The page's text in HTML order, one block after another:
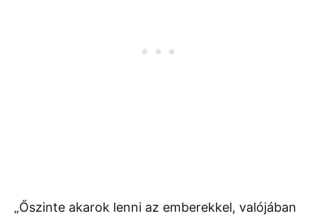
„Őszinte akarok lenni az emberekkel, valójában